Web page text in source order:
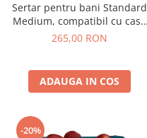
Sertar pentru bani Standard
Medium, compatibil cu case
de marcat, negru
265,00 RON
ADAUGA IN COS
-20%